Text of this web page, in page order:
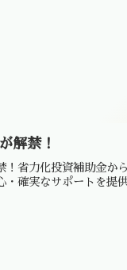
解禁！
！省力化投資補助金か
・確実なサポートを提供